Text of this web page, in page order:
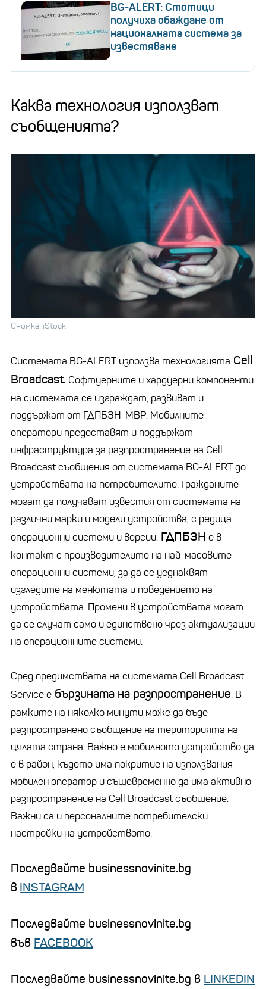
BG-ALERT: Стотици
получиха обаждане от
националната система за
известяване
Каква технология използват
съобщенията?
Снимка: iStock
Системата BG-ALERT използва технологията Cell
Broadcast. Софтуерните и хардуерни компоненти
на системата се изграждат, развиват и
поддържат от ГДПБЗН-МВР. Мобилните
оператори предоставят и поддържат
инфраструктура за разпространение на Cell
Broadcast съобщения от системата BG-ALERT до
устройствата на потребителите. Гражданите
могат да получават известия от системата на
различни марки и модели устройства, с редица
операционни системи и версии. ГДПБЗН е в
контакт с производителите на най-масовите
операционни системи, за да се уеднаквят
изгледите на менютата и поведението на
устройствата. Промени в устройствата могат
да се случат само и единствено чрез актуализации
на операционните системи.
Сред предимствата на системата Cell Broadcast
Service е бързината на разпространение. В
рамките на няколко минути може да бъде
разпространено съобщение на територията на
цялата страна. Важно е мобилното устройство да
е в район, където има покритие на използвания
мобилен оператор и същевременно да има активно
разпространение на Cell Broadcast съобщение.
Важни са и персоналните потребителски
настройки на устройството.
Последвайте businessnovinite.bg
в INSTAGRAM
Последвайте businessnovinite.bg
във FACEBOOK
Последвайте businessnovinite.bg в LINKEDIN